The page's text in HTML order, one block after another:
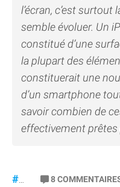
l’écran, c’est
semble évoluer. Un
constitué d’une
la plupart des
constituerait une
d’un smartphone
savoir combien de
effectivement prêtes
8